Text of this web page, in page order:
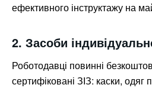
ефективного інструктажу на
2. Засоби
Роботодавці повинні
сертифіковані ЗІЗ: каски, одяг